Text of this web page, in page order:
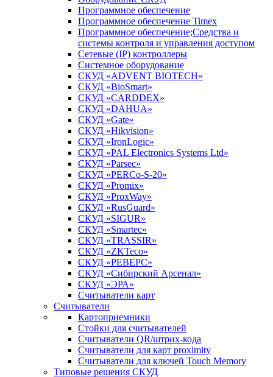
Программное обеспечение
Программное обеспечение Timex
Программное обеспечение;Средства и
системы контроля и управления доступом
Сетевые (IP) контроллеры
Системное оборудование
СКУД «ADVENT BIOTECH»
СКУД «BioSmart»
СКУД «CARDDEX»
СКУД «DAHUA»
СКУД «Gate»
СКУД «Hikvision»
СКУД «IronLogic»
СКУД «PAL Electronics Systems Ltd»
СКУД «Parsec»
СКУД «PERCo-S-20»
СКУД «Promix»
СКУД «ProxWay»
СКУД «RusGuard»
СКУД «SIGUR»
СКУД «Smartec»
СКУД «TRASSIR»
СКУД «ZKTeco»
СКУД «РЕВЕРС»
СКУД «Сибирский Арсенал»
СКУД «ЭРА»
Считыватели карт
Считыватели
Картоприемники
Стойки для считывателей
Считыватели QR/штрих-кода
Считыватели для карт proximity
Считыватели для ключей Touch Memory
Типовые решения СКУД